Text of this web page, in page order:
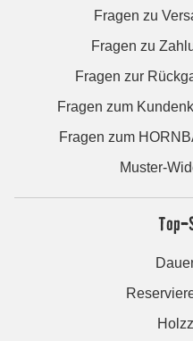
Fragen zu
Fragen zu
Fragen zur
Fragen zum
Fragen zum
Muster-
Top-